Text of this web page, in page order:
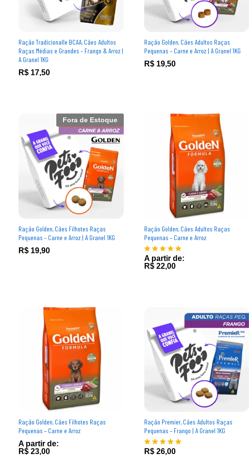
Ração Tradicionalle BCAA, Cães Adultos
Raças Médias e Grandes – Frango & Arroz |
A Granel 1KG
R$ 17,50
R$ 17,50
Ração Golden, Cães Adultos Raças
Pequenas – Carne e Arroz | A Granel 1KG
R$19,50
R$19,50
Fora de Estoque
Ração Golden, Cães Filhotes Raças
Pequenas – Carne e Arroz | A Granel 1KG
R$ 19,90
R$ 19,90
Ração Golden, Cães Adultos Raças
Pequenas – Carne e Arroz
Avaliação
5.00
A partir de:
R$22,00
R$22,00
Ração Golden, Cães Filhotes Raças
Pequenas – Carne e Arroz
A partir de:
R$ 23,00
R$ 23,00
Ração Premier, Cães Adultos Raças
Pequenas – Frango | A Granel 1KG
Avaliação
R$26,00
R$26,00